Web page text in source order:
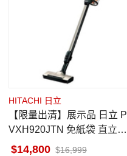
HITACHI 日立
【限量出清】展示品 日立 P
VXH920JTN 免紙袋 直立手
持兩用 無線吸塵器 香檳金
14,800 16,999